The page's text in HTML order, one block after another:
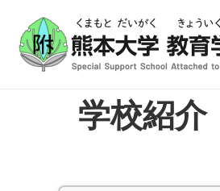
ホーム 学校紹介
学校紹介